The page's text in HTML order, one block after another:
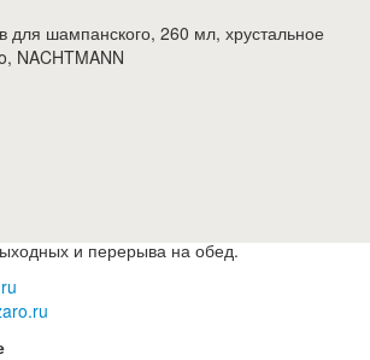
для шампанского, 260 мл, хрустальное
NACHTMANN
и перерыва на обед.